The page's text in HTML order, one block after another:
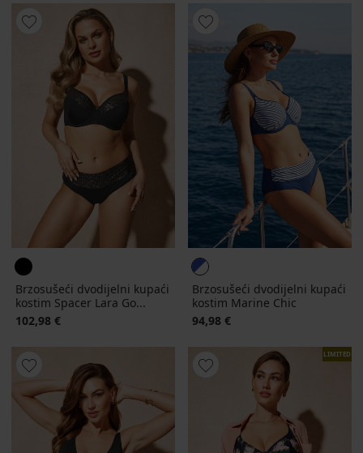
Brzosušeći dvodijelni kupaći
kostim Spacer Lara Go...
102,98 €
Brzosušeći dvodijelni kupaći
kostim Marine Chic
94,98 €
LIMITED